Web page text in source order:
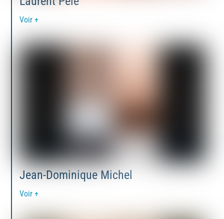
Voir +
Jean-Dominique Michel
Voir +